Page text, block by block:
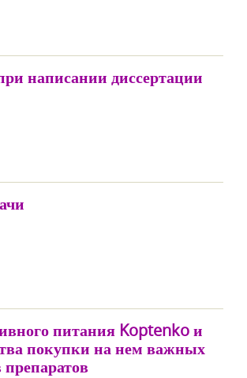
написании диссертации
питания Koptenko и
покупки на нем важных
препаратов